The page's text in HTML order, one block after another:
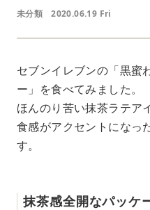
未分類 2020.06.19 Fri
セブンイレブンの「黒蜜
ー」を食べてみました。
ほんのり苦い抹茶ラテア
食感がアクセントになっ
す。
抹茶感全開なパッケ